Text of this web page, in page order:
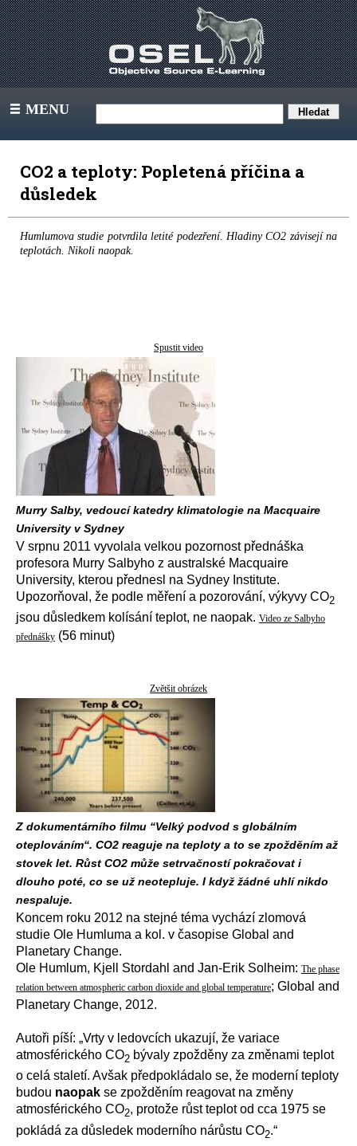
III MENU
CO2 a teploty: Popletená příčina a
důsledek
Humlumova studie potvrdila letité podezření. Hladiny CO2 závisejí na
teplotách. Nikoli naopak.
Spustit video
Murry Salby, vedoucí katedry klimatologie na Macquaire
University v Sydney
V srpnu 2011 vyvolala velkou pozornost přednáška
profesora Murry Salbyho z australské Macquaire
University, kterou přednesl na Sydney Institute.
Upozorňoval, že podle měření a pozorování, výkyvy CO2
jsou důsledkem kolísání teplot, ne naopak. Video ze Salbyho
přednášky (56 minut)
Zvětšit obrázek
Z dokumentárního filmu “Velký podvod s globálním
oteplováním“. CO2 reaguje na teploty a to se zpožděním až
stovek let. Růst CO2 může setrvačností pokračovat i
dlouho poté, co se už neotepluje. I když žádné uhlí nikdo
nespaluje.
Koncem roku 2012 na stejné téma vychází zlomová
studie Ole Humluma a kol. v časopise Global and
Planetary Change.
Ole Humlum, Kjell Stordahl and Jan-Erik Solheim: The phase
relation between atmospheric carbon dioxide and global temperature; Global and
Planetary Change, 2012.
Autoři píší: „Vrty v ledovcích ukazují, že variace
atmosférického CO2 bývaly zpožděny za změnami teplot
o celá staletí. Avšak předpokládalo se, že moderní teploty
budou naopak se zpožděním reagovat na změny
atmosférického CO2, protože růst teplot od cca 1975 se
pokládá za důsledek moderního nárůstu CO2.“